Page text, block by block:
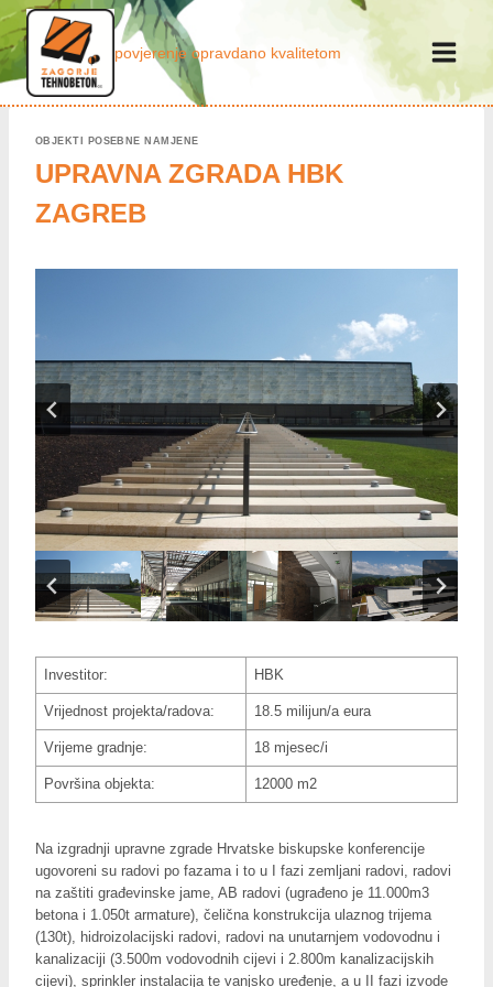
Skip
to
content
povjerenje opravdano kvalitetom
OBJEKTI POSEBNE NAMJENE
UPRAVNA ZGRADA HBK
ZAGREB
Investitor: HBK
Vrijednost projekta/radova: 18.5 milijun/a eura
Vrijeme gradnje: 18 mjesec/i
Površina objekta: 12000 m2
Na izgradnji upravne zgrade Hrvatske biskupske konferencije
ugovoreni su radovi po fazama i to u I fazi zemljani radovi, radovi
na zaštiti građevinske jame, AB radovi (ugrađeno je 11.000m3
betona i 1.050t armature), čelična konstrukcija ulaznog trijema
(130t), hidroizolacijski radovi, radovi na unutarnjem vodovodnu i
kanalizaciji (3.500m vodovodnih cijevi i 2.800m kanalizacijskih
cijevi), sprinkler instalacija te vanjsko uređenje, a u II fazi izvode